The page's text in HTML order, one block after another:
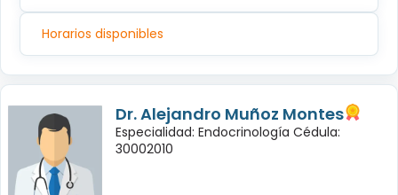
Horarios disponibles
Dr. Alejandro Muñoz Montes
Especialidad: Endocrinología Cédula:
30002010